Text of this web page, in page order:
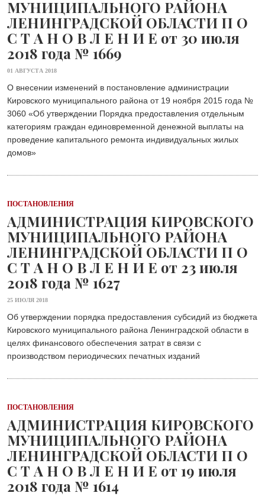
МУНИЦИПАЛЬНОГО РАЙОНА
ЛЕНИНГРАДСКОЙ ОБЛАСТИ П О
С Т А Н О В Л Е Н И Е от 30 июля
2018 года № 1669
01 АВГУСТА 2018
О внесении изменений в постановление администрации
Кировского муниципального района от 19 ноября 2015 года №
3060 «Об утверждении Порядка предоставления отдельным
категориям граждан единовременной денежной выплаты на
проведение капитального ремонта индивидуальных жилых
домов»
ПОСТАНОВЛЕНИЯ
АДМИНИСТРАЦИЯ КИРОВСКОГО
МУНИЦИПАЛЬНОГО РАЙОНА
ЛЕНИНГРАДСКОЙ ОБЛАСТИ П О
С Т А Н О В Л Е Н И Е от 23 июля
2018 года № 1627
25 ИЮЛЯ 2018
Об утверждении порядка предоставления субсидий из бюджета
Кировского муниципального района Ленинградской области в
целях финансового обеспечения затрат в связи с
производством периодических печатных изданий
ПОСТАНОВЛЕНИЯ
АДМИНИСТРАЦИЯ КИРОВСКОГО
МУНИЦИПАЛЬНОГО РАЙОНА
ЛЕНИНГРАДСКОЙ ОБЛАСТИ П О
С Т А Н О В Л Е Н И Е от 19 июля
2018 года № 1614